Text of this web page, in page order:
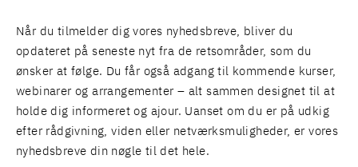
Når du tilmelder dig vores nyhedsbreve, bliver du
opdateret på seneste nyt fra de retsområder, som du
ønsker at følge. Du får også adgang til kommende kurser,
webinarer og arrangementer – alt sammen designet til at
holde dig informeret og ajour. Uanset om du er på udkig
efter rådgivning, viden eller netværksmuligheder, er vores
nyhedsbreve din nøgle til det hele.